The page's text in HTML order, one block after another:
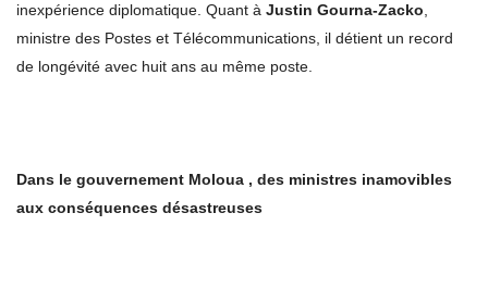
inexpérience diplomatique. Quant à Justin Gourna-Zacko,
ministre des Postes et Télécommunications, il détient un record
de longévité avec huit ans au même poste.
Dans le gouvernement Moloua , des ministres inamovibles
aux conséquences désastreuses